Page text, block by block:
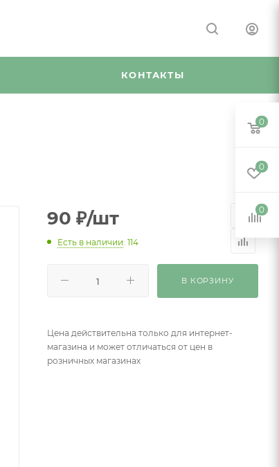
КОНТАКТЫ
90 ₽/шт
Есть в наличии: 114
В КОРЗИНУ
Цена действительна только для интернет-
магазина и может отличаться от цен в
розничных магазинах
0
0
0